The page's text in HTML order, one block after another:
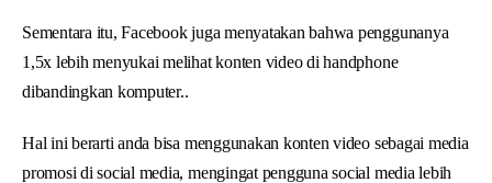
Sementara itu, Facebook juga menyatakan bahwa penggunanya
1,5x lebih menyukai melihat konten video di handphone
dibandingkan komputer..
Hal ini berarti anda bisa menggunakan konten video sebagai media
promosi di social media, mengingat pengguna social media lebih